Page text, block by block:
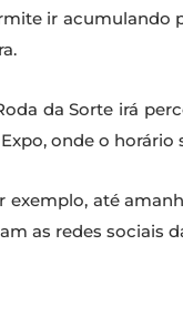
ir acumulando
da Sorte irá
onde o horário
exemplo, até
as redes sociais